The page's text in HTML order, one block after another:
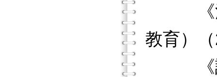
《潛
教育）
《試